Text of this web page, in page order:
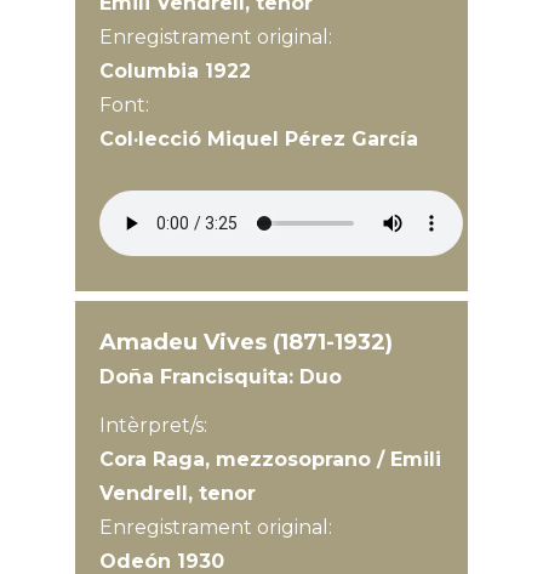
Enregistrament original:
Columbia 1922
Font:
Col·lecció Miquel Pérez García
Amadeu Vives (1871-1932)
Doña Francisquita: Duo
Intèrpret/s:
Cora Raga, mezzosoprano / Emili
Vendrell, tenor
Enregistrament original:
Odeón 1930